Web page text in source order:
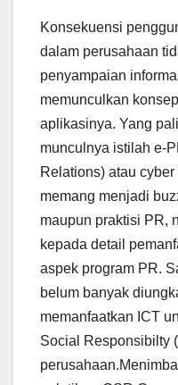
Konsekuensi
dalam perusahaan
penyampaian
memunculkan
aplikasinya. Yang
munculnya istilah e-
Relations) atau
memang menjadi
maupun praktisi PR,
kepada detail
aspek program PR.
belum banyak
memanfaatkan ICT
Social Responsibilty